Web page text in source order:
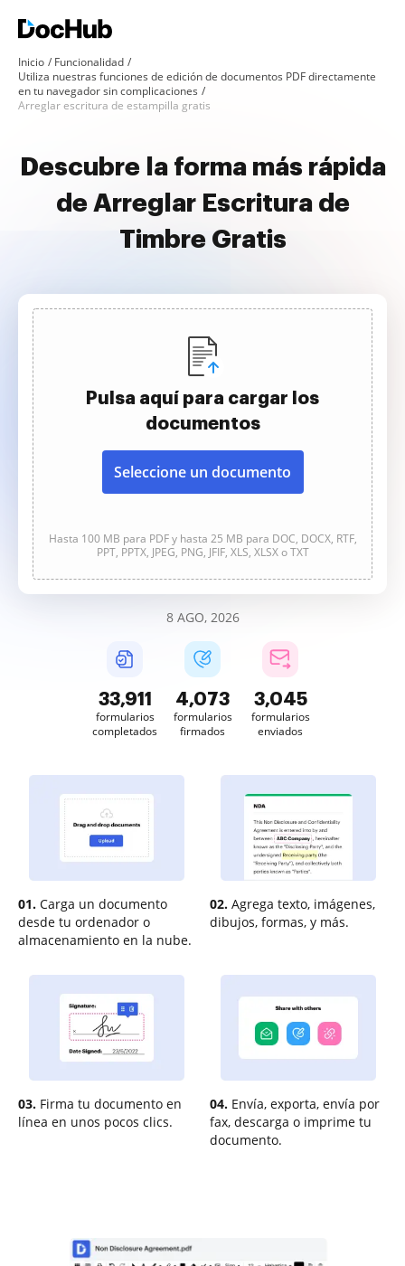
Inicio
Funcionalidad
Utiliza nuestras funciones de edición de documentos PDF directamente
en tu navegador sin complicaciones
Arreglar escritura de estampilla gratis
Descubre la forma más rápida
de Arreglar Escritura de
Timbre Gratis
Pulsa aquí para cargar los
documentos
Seleccione un documento
Hasta 100 MB para PDF y hasta 25 MB para DOC, DOCX, RTF,
PPT, PPTX, JPEG, PNG, JFIF, XLS, XLSX o TXT
8 AGO, 2026
33,911
formularios
completados
4,073
formularios
firmados
3,045
formularios
enviados
01. Carga un documento
desde tu ordenador o
almacenamiento en la nube.
02. Agrega texto, imágenes,
dibujos, formas, y más.
03. Firma tu documento en
línea en unos pocos clics.
04. Envía, exporta, envía por
fax, descarga o imprime tu
documento.